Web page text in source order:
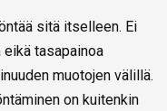
sitä itselleen. Ei
tasapainoa
muotojen välillä.
on kuitenkin